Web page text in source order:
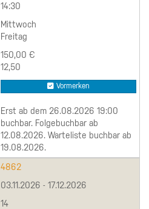
14:30
Mittwoch
Freitag
150,00 €
12,50
Vormerken
Erst ab dem 26.08.2026 19:00
buchbar. Folgebuchbar ab
12.08.2026. Warteliste buchbar ab
19.08.2026.
4862
03.11.2026 - 17.12.2026
14